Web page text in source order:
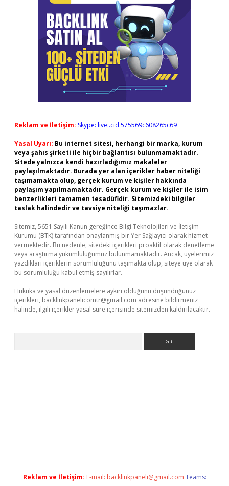
Reklam ve İletişim: Skype: live:.cid.575569c608265c69
Yasal Uyarı: Bu internet sitesi, herhangi bir marka, kurum
veya şahıs şirketi ile hiçbir bağlantısı bulunmamaktadır.
Sitede yalnızca kendi hazırladığımız makaleler
paylaşılmaktadır. Burada yer alan içerikler haber niteliği
taşımamakta olup, gerçek kurum ve kişiler hakkında
paylaşım yapılmamaktadır. Gerçek kurum ve kişiler ile isim
benzerlikleri tamamen tesadüfidir. Sitemizdeki bilgiler
taslak halindedir ve tavsiye niteliği taşımazlar.
Sitemiz, 5651 Sayılı Kanun gereğince Bilgi Teknolojileri ve İletişim
Kurumu (BTK) tarafından onaylanmış bir Yer Sağlayıcı olarak hizmet
vermektedir. Bu nedenle, sitedeki içerikleri proaktif olarak denetleme
veya araştırma yükümlülüğümüz bulunmamaktadır. Ancak, üyelerimiz
yazdıkları içeriklerin sorumluluğunu taşımakta olup, siteye üye olarak
bu sorumluluğu kabul etmiş sayılırlar.
Hukuka ve yasal düzenlemelere aykırı olduğunu düşündüğünüz
içerikleri, backlinkpanelicomtr@gmail.com adresine bildirmeniz
halinde, ilgili içerikler yasal süre içerisinde sitemizden kaldırılacaktır.
Reklam ve İletişim: E-mail: backlinkpaneli@gmail.com Teams: